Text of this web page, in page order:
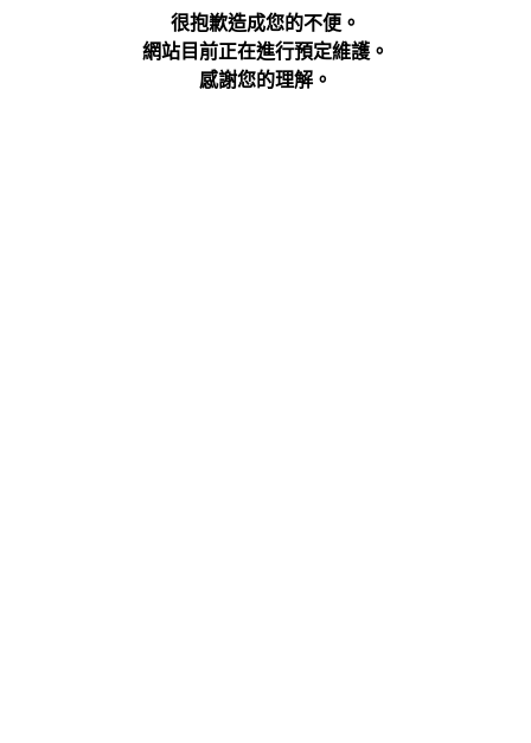
很抱歉造成您的不便。
網站目前正在進行預定維護。
感謝您的理解。